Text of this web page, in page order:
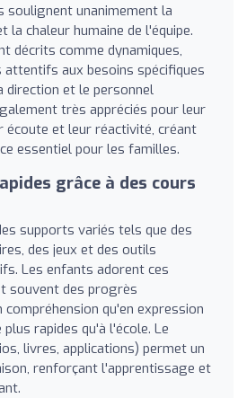
soulignent unanimement la
la chaleur humaine de l'équipe.
décrits comme dynamiques,
aux besoins spécifiques
direction et le personnel
très appréciés pour leur
écoute et leur réactivité, créant
essentiel pour les familles.
grâce à des cours
supports variés tels que des
des jeux et des outils
Les enfants adorent ces
souvent des progrès
qu'en expression
rapides qu'à l'école. Le
livres, applications) permet un
renforçant l'apprentissage et